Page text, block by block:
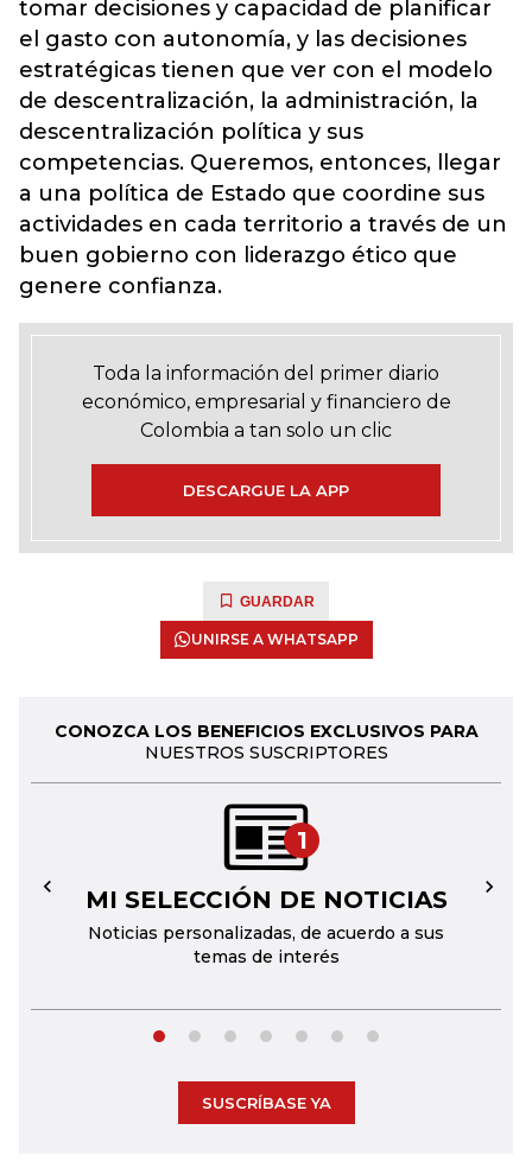
tomar decisiones y capacidad de planificar
el gasto con autonomía, y las decisiones
estratégicas tienen que ver con el modelo
de descentralización, la administración, la
descentralización política y sus
competencias. Queremos, entonces, llegar
a una política de Estado que coordine sus
actividades en cada territorio a través de un
buen gobierno con liderazgo ético que
genere confianza.
Toda la información del primer diario
económico, empresarial y financiero de
Colombia a tan solo un clic
DESCARGUE LA APP
GUARDAR
UNIRSE A WHATSAPP
CONOZCA LOS BENEFICIOS EXCLUSIVOS PARA
NUESTROS SUSCRIPTORES
1
MI SELECCIÓN DE NOTICIAS
Noticias personalizadas, de acuerdo a sus
temas de interés
← →
SUSCRÍBASE YA